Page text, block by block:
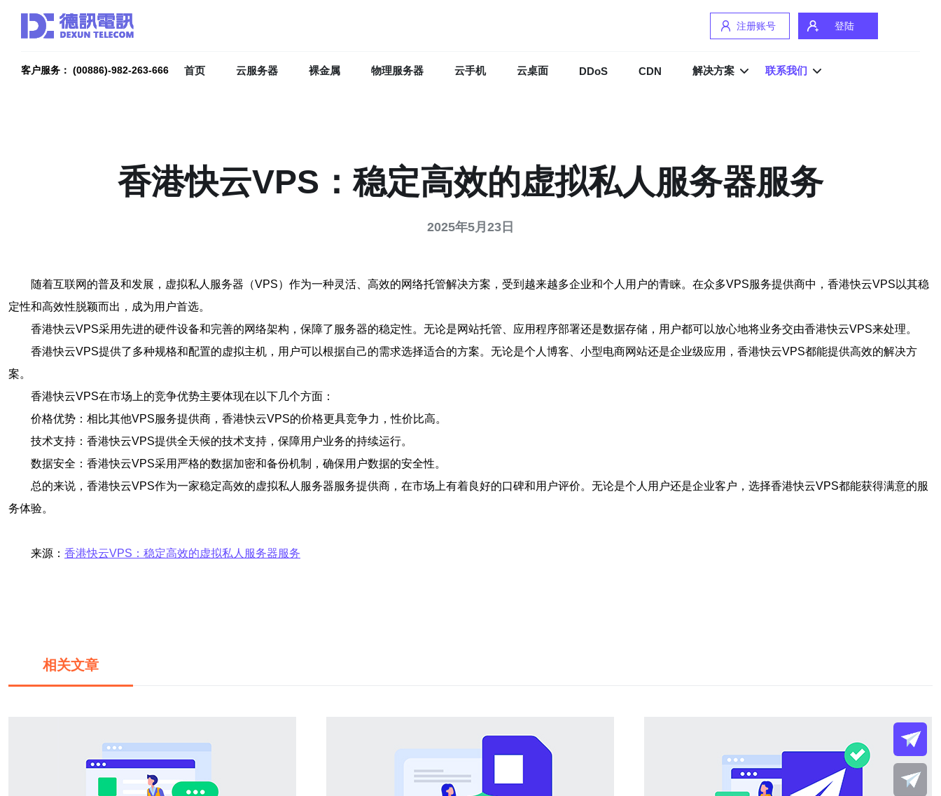
注册账号 登陆
客户服务： (00886)-982-263-666 首页 云服务器 裸金属 物理服务器 云手机 云桌面 DDoS CDN 解决方案 联系我们
香港快云VPS：稳定高效的虚拟私人服务器服务
2025年5月23日
随着互联网的普及和发展，虚拟私人服务器（VPS）作为一种灵活、高效的网络托管解决方案，受到越来越多企业和个人用户的青睐。在众多VPS服务提供商中，香港快云VPS以其稳
定性和高效性脱颖而出，成为用户首选。
香港快云VPS采用先进的硬件设备和完善的网络架构，保障了服务器的稳定性。无论是网站托管、应用程序部署还是数据存储，用户都可以放心地将业务交由香港快云VPS来处理。
香港快云VPS提供了多种规格和配置的虚拟主机，用户可以根据自己的需求选择适合的方案。无论是个人博客、小型电商网站还是企业级应用，香港快云VPS都能提供高效的解决方
案。
香港快云VPS在市场上的竞争优势主要体现在以下几个方面：
价格优势：相比其他VPS服务提供商，香港快云VPS的价格更具竞争力，性价比高。
技术支持：香港快云VPS提供全天候的技术支持，保障用户业务的持续运行。
数据安全：香港快云VPS采用严格的数据加密和备份机制，确保用户数据的安全性。
总的来说，香港快云VPS作为一家稳定高效的虚拟私人服务器服务提供商，在市场上有着良好的口碑和用户评价。无论是个人用户还是企业客户，选择香港快云VPS都能获得满意的服
务体验。
来源： 香港快云VPS：稳定高效的虚拟私人服务器服务
相关文章